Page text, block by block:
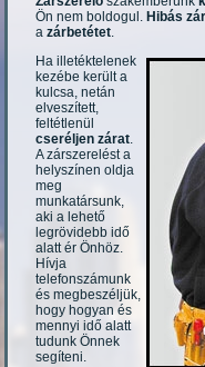
Ön nem boldogul. Hibás zár
azárbetétet.
Ha illetéktelenek
kezébe került a
kulcsa, netán
elveszített,
feltétlenül
cseréljen zárat.
A zárszerelést a
helyszínen oldja
meg
munkatársunk,
aki a lehető
legrövidebb idő
alatt ér Önhöz.
Hívja
telefonszámunk
és megbeszéljük,
hogy hogyan és
mennyi idő alatt
tudunk Önnek
segíteni.